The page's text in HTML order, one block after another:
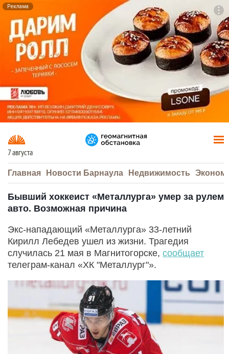
Реклама
7 августа
Главная Новости Барнаула Недвижимость
Бывший хоккеист «Металлурга» умер за рулем
авто. Возможная причина
Экс-нападающий «Металлурга» 33-летний
Кирилл Лебедев ушел из жизни. Трагедия
случилась 21 мая в Магнитогорске, сообщает
телеграм-канал «ХК "Металлург"».